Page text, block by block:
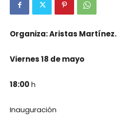
Organiza: Aristas Martínez.
Viernes 18 de mayo
18:00h
Inauguración